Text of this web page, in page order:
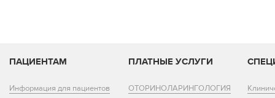
ПАЦИЕНТАМ
Информация для пациентов
ПЛАТНЫЕ УСЛУГИ
ОТОРИНОЛАРИНГОЛОГИЯ